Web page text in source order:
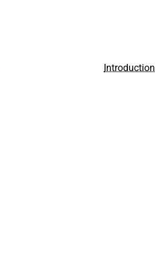
Introduction